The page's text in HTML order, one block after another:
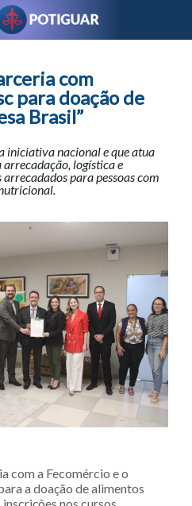
com
para doação de
Brasil”
iniciativa nacional e que atua
logística e
para pessoas com
com a Fecomércio e o
a doação de alimentos
nos cursos